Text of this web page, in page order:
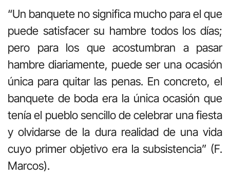
“Un banquete no significa mucho para el que
puede satisfacer su hambre todos los días;
pero para los que acostumbran a pasar
hambre diariamente, puede ser una ocasión
única para quitar las penas. En concreto, el
banquete de boda era la única ocasión que
tenía el pueblo sencillo de celebrar una fiesta
y olvidarse de la dura realidad de una vida
cuyo primer objetivo era la subsistencia” (F.
Marcos).